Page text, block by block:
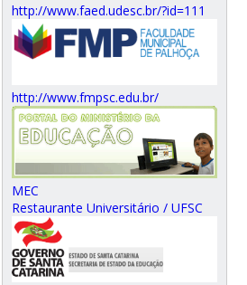
http://www.faed.udesc.br/?id=111
http://www.fmpsc.edu.br/
MEC
Restaurante Universitário / UFSC